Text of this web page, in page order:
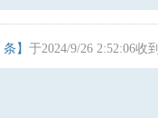
条】 于2024/9/26 2:52:06收到